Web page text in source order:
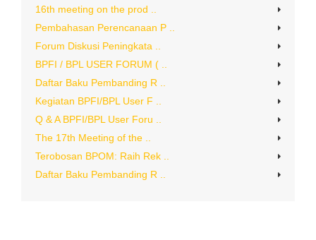
16th meeting on the prod ..
Pembahasan Perencanaan P ..
Forum Diskusi Peningkata ..
BPFI / BPL USER FORUM ( ..
Daftar Baku Pembanding R ..
Kegiatan BPFI/BPL User F ..
Q & A BPFI/BPL User Foru ..
The 17th Meeting of the ..
Terobosan BPOM: Raih Rek ..
Daftar Baku Pembanding R ..